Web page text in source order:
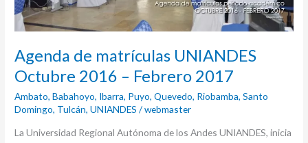
Agenda de matrículas UNIANDES
Octubre 2016 – Febrero 2017
Ambato,Babahoyo, Ibarra, Puyo,Quevedo, Riobamba,Santo
Domingo, Tulcán,UNIANDES /webmaster
La Universidad Regional Autónoma de los Andes UNIANDES, inicia
Febrero
2017